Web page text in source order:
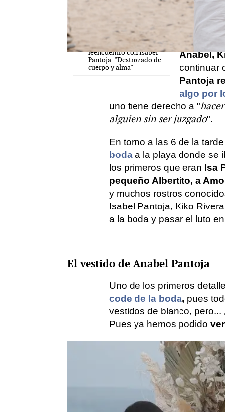
Rivera e Isabel Pantoja
en Cantora
Primeras palabras de
Kiko Rivera tras su
reencuentro con Isabel
Pantoja: "Destrozado de
cuerpo y alma"
sobrina
con el
duro
Doña
Anabel,
continuar
Pantoja
algo por
uno tiene derecho a "
alguien sin ser juzgado".
En torno a las 6 de la
boda a la playa donde se
los primeros que eran Isa
pequeño Albertito, a
y muchos rostros
Isabel Pantoja, Kiko
a la boda y pasar el luto
El vestido de Anabel Pantoja
Uno de los primeros
code de la boda, pues
vestidos de blanco,
Pues ya hemos podido